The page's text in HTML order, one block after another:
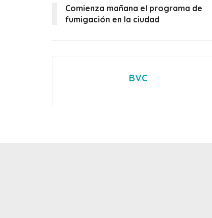
Comienza mañana el programa de
fumigación en la ciudad
BVC